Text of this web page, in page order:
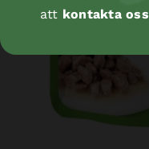
att kontakta oss